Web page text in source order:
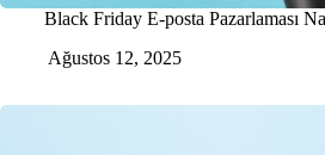
Black Friday E-posta Pazarlaması
Ağustos 12, 2025